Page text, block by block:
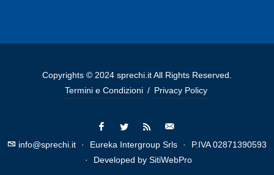
Copyrights © 2024 sprechi.it All Rights Reserved.
Termini e Condizioni / Privacy Policy
info@sprechi.it · Eureka Intergroup Srls ·
P.IVA 02871390593
·
Developed by SitiWebPro